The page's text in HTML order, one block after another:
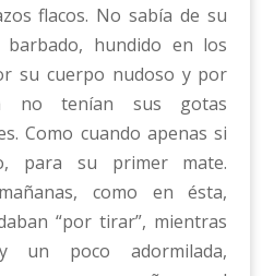
flacos. No sabía de su
hundido en los
su cuerpo nudoso y por
no tenían sus gotas
Como cuando apenas si
para su primer mate.
como en ésta,
“por tirar”, mientras
un poco adormilada,